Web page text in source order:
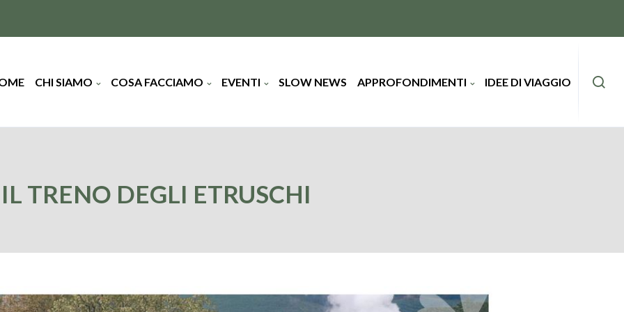
CHI SIAMO COSA FACCIAMO EVENTI SLOW NEWS APPROFONDIMENTI IDEE DI VIAGGIO
IL TRENO DEGLI ETRUSCHI